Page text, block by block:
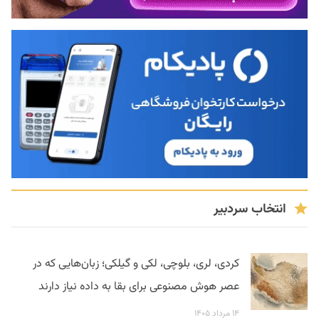
انتخاب سردبیر
کردی، لری، بلوچی، لکی و گیلکی؛ زبان‌هایی که در
عصر هوش مصنوعی برای بقا به داده نیاز دارند
۱۴ مرداد ۱۴۰۵